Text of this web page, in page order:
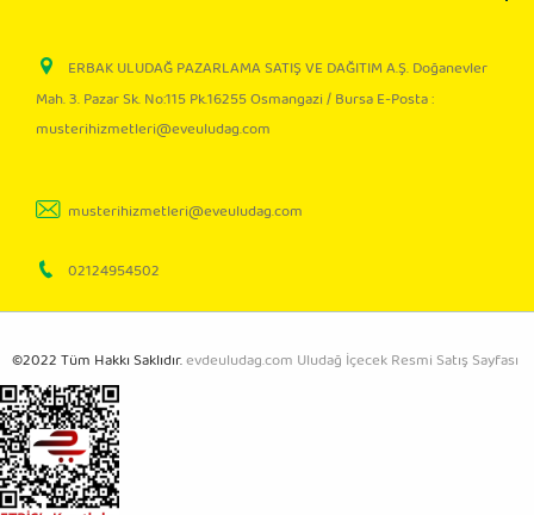
ERBAK ULUDAĞ PAZARLAMA SATIŞ VE DAĞITIM A.Ş. Doğanevler
Mah. 3. Pazar Sk. No:115 Pk.16255 Osmangazi / Bursa E-Posta :
musterihizmetleri@eveuludag.com
musterihizmetleri@eveuludag.com
02124954502
©2022 Tüm Hakkı Saklıdır.evdeuludag.com Uludağ İçecek Resmi Satış Sayfası